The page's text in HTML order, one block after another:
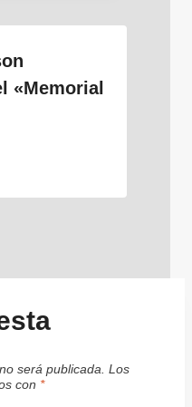
«Memorial
será publicada. Los
con *